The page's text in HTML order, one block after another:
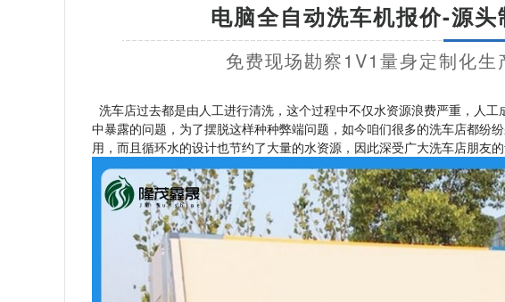
电脑全自动洗车机报价-源
免费现场勘察1V1量身定制化
洗车店过去都是由人工进行清洗，这个过程中不仅水资源浪费严重，人
中暴露的问题，为了摆脱这样种种弊端问题，如今咱们很多的洗车店都纷
用，而且循环水的设计也节约了大量的水资源，因此深受广大洗车店朋友的